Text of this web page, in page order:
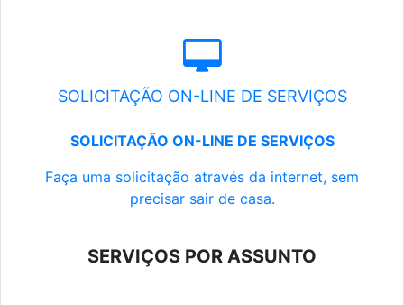
SOLICITAÇÃO ON-LINE DE SERVIÇOS
SOLICITAÇÃO ON-LINE DE SERVIÇOS
Faça uma solicitação através da internet, sem
precisar sair de casa.
SERVIÇOS POR ASSUNTO